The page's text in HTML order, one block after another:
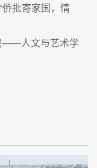
批寄家国，情
——人文与艺术学